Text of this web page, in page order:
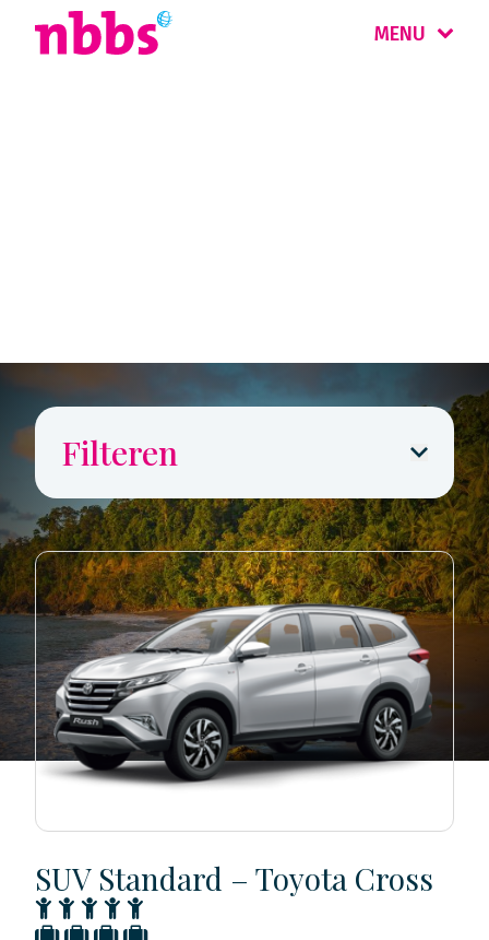
MENU
Filteren
SUV Standard – Toyota Cross